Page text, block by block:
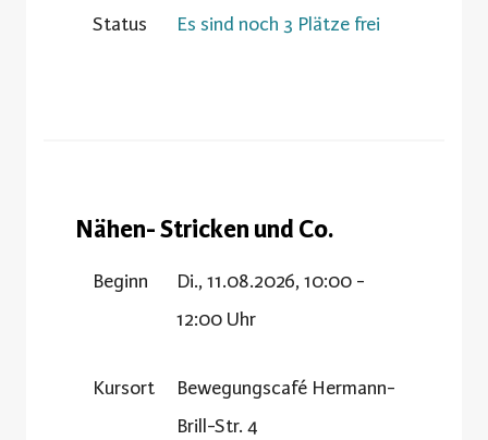
Status Es sind noch 3 Plätze frei
Nähen- Stricken und Co.
Beginn
Di., 11.08.2026, 10:00 -
12:00 Uhr
Kursort
Bewegungscafé Hermann-
Brill-Str. 4